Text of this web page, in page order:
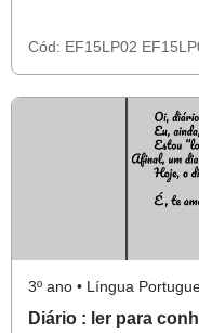
Cód: EF15LP02
3º ano • Língua
Diário : ler para